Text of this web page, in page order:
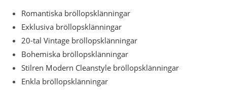
Romantiska bröllopsklänningar
Exklusiva bröllopsklänningar
20-tal Vintage bröllopsklänningar
Bohemiska bröllopsklänningar
Stilren Modern Cleanstyle bröllopsklänningar
Enkla bröllopsklänningar